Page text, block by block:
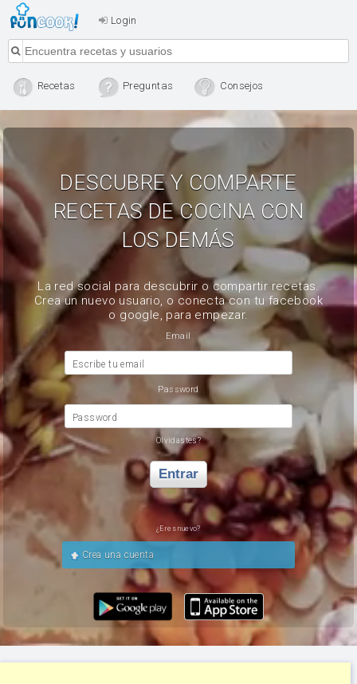
Login
Recetas Preguntas Consejos
DESCUBRE Y COMPARTE
RECETAS DE COCINA CON
LOS DEMÁS
La red social para descubrir o compartir recetas.
Crea un nuevo usuario, o conecta con tu facebook
o google, para empezar.
Email
Escribe tu email
Password
Password
Olvidastes?
Entrar
¿Eres nuevo?
Crea una cuenta